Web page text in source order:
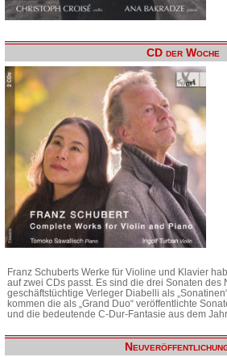
CD der Woche
Franz Schuberts Werke für Violine und Klavier
auf zwei CDs passt. Es sind die drei Sonaten des
geschäftstüchtige Verleger Diabelli als
kommen die als „Grand Duo“ veröffentlichte
und die bedeutende C-Dur-Fantasie aus dem Jahr